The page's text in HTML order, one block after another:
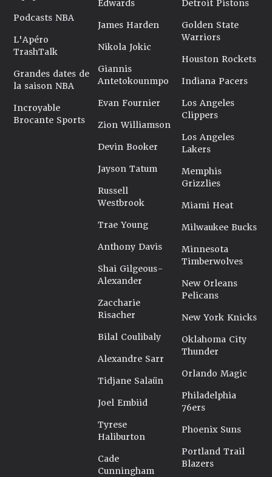
Podcasts NBA
L'Apéro
TrashTalk
Grandes dates de
la saison NBA
Incroyable
Brocante Sports
Edwards
James Harden
Nikola Jokic
Giannis
Antetokounmpo
Evan Fournier
Zion Williamson
Devin Booker
Jayson Tatum
Russell
Westbrook
Trae Young
Anthony Davis
Shai Gilgeous-
Alexander
Zaccharie
Risacher
Bilal Coulibaly
Alexandre Sarr
Tidjane Salaün
Joel Embiid
Tyrese
Haliburton
Cade
Cunningham
Detroit Pistons
Golden State
Warriors
Houston Rockets
Indiana Pacers
Los Angeles
Clippers
Los Angeles
Lakers
Memphis
Grizzlies
Miami Heat
Milwaukee Bucks
Minnesota
Timberwolves
New Orleans
Pelicans
New York Knicks
Oklahoma City
Thunder
Orlando Magic
Philadelphia
76ers
Phoenix Suns
Portland Trail
Blazers